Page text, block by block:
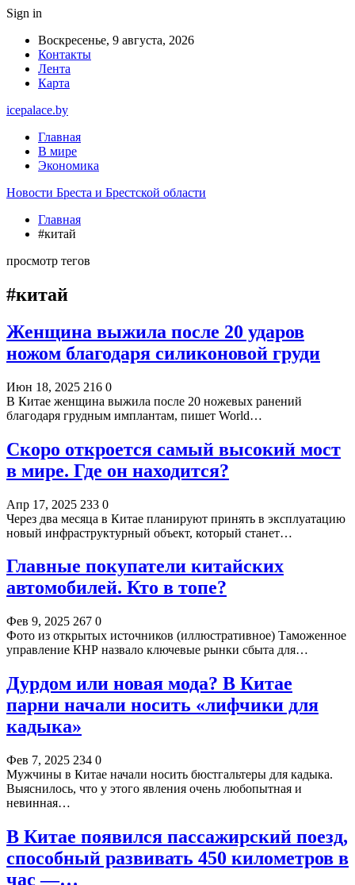
Sign in
Воскресенье, 9 августа, 2026
Контакты
Лента
Карта
icepalace.by
Главная
В мире
Экономика
Новости Бреста и Брестской области
Главная
#китай
просмотр тегов
#китай
Женщина выжила после 20 ударов
ножом благодаря силиконовой груди
Июн 18, 2025 216 0
В Китае женщина выжила после 20 ножевых ранений
благодаря грудным имплантам, пишет World…
Скоро откроется самый высокий мост
в мире. Где он находится?
Апр 17, 2025 233 0
Через два месяца в Китае планируют принять в эксплуатацию
новый инфраструктурный объект, который станет…
Главные покупатели китайских
автомобилей. Кто в топе?
Фев 9, 2025 267 0
Фото из открытых источников (иллюстративное) Таможенное
управление КНР назвало ключевые рынки сбыта для…
Дурдом или новая мода? В Китае
парни начали носить «лифчики для
кадыка»
Фев 7, 2025 234 0
Мужчины в Китае начали носить бюстгальтеры для кадыка.
Выяснилось, что у этого явления очень любопытная и
невинная…
В Китае появился пассажирский поезд,
способный развивать 450 километров в
час —…